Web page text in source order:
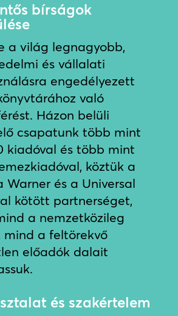
bírságok
a világ legnagyobb,
és vállalati
engedélyezett
való
Házon belüli
csapatunk több mint
kiadóval és több mint
köztük a
Warner és a Universal
kötött partnerséget,
a nemzetközileg
mind a feltörekvő
előadók dalait
és szakértelem